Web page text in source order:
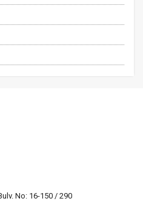
No: 16-150 / 290